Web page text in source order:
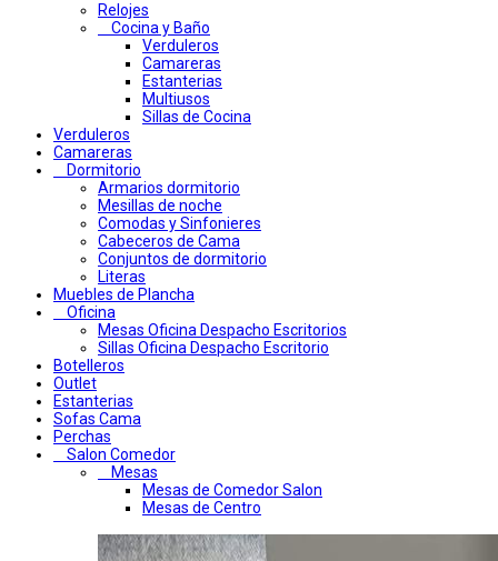
Relojes
Cocina y Baño
Verduleros
Camareras
Estanterias
Multiusos
Sillas de Cocina
Verduleros
Camareras
Dormitorio
Armarios dormitorio
Mesillas de noche
Comodas y Sinfonieres
Cabeceros de Cama
Conjuntos de dormitorio
Literas
Muebles de Plancha
Oficina
Mesas Oficina Despacho Escritorios
Sillas Oficina Despacho Escritorio
Botelleros
Outlet
Estanterias
Sofas Cama
Perchas
Salon Comedor
Mesas
Mesas de Comedor Salon
Mesas de Centro